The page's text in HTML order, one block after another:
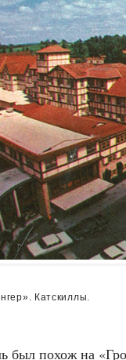
Катскиллы.
был похож на